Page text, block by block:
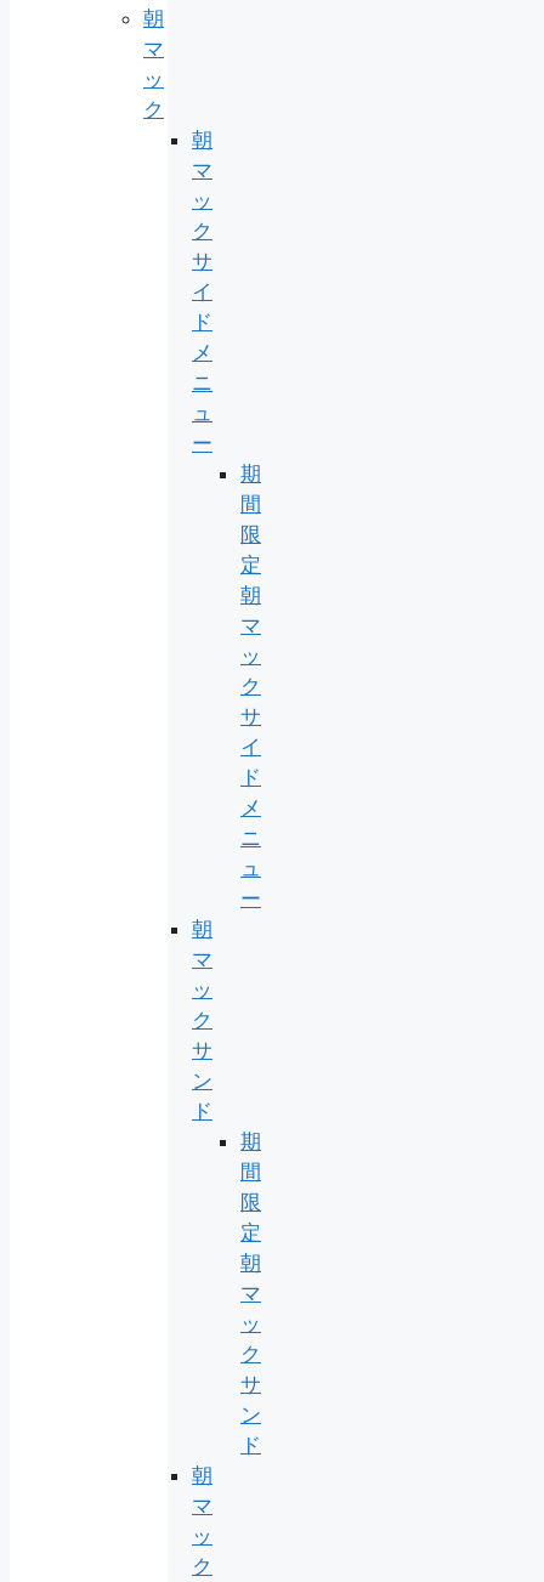
朝
マ
ッ
ク
朝
マ
ッ
ク
サ
イ
ド
メ
ニ
ュ
ー
期
間
限
定
朝
マ
ッ
ク
サ
イ
ド
メ
ニ
ュ
ー
朝
マ
ッ
ク
サ
ン
ド
期
間
限
定
朝
マ
ッ
ク
サ
ン
ド
朝
マ
ッ
ク